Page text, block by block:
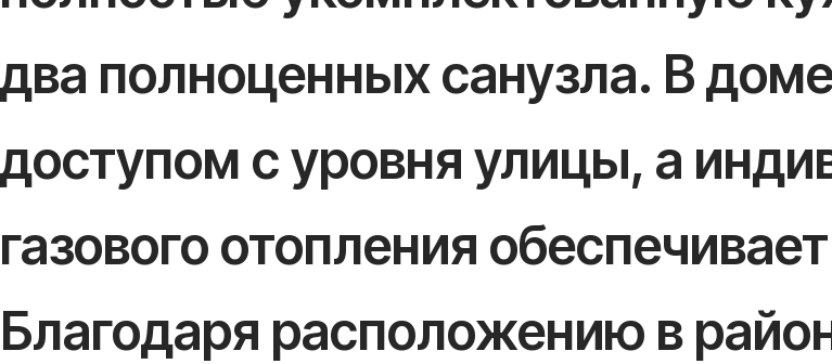
два полноценных санузла. В
доступом с уровня улицы, а
газового отопления
Благодаря расположению в